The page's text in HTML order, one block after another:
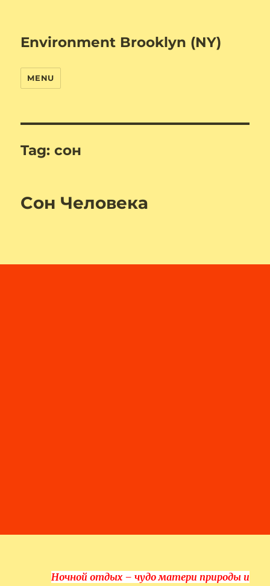
Environment Brooklyn (NY)
MENU
Tag:cон
Cон Человека
Ночной отдых – чудо матери природы и